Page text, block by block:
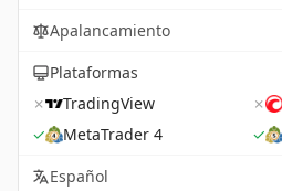
Apalancamiento
Plataformas
✗
TradingView ✗
✓
MetaTrader 4 ✓
Español